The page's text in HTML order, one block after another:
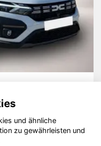
2020 - 2026
und ähnliche
zu gewährleisten und